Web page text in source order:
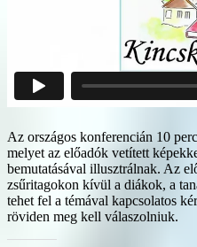
Az országos konferencián 10
melyet az előadók vetített
bemutatásával illusztrálnak. Az
zsűritagokon kívül a diákok, a
tehet fel a témával kapcsolatos
röviden meg kell válaszolniuk.